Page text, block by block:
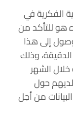
الفكرية في
هو للتأكد من
إلى هذا
الدقيقة، وذلك
الشهر
لديهم حول
من أجل